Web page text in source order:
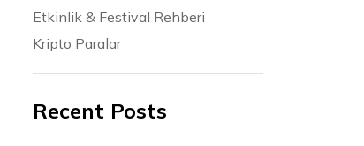
Etkinlik & Festival Rehberi
Kripto Paralar
Recent Posts